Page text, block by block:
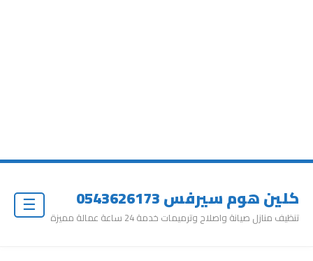
كلين هوم سيرفس 0543626173
تنظيف منازل صيانة واصلاح وترميمات خدمة 24 ساعة عمالة مميزة